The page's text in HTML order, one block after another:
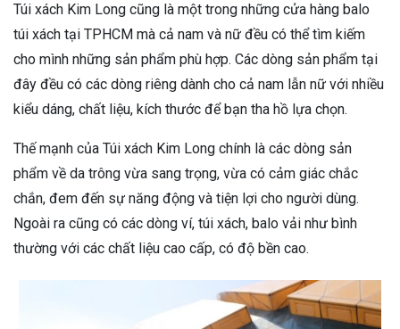
Túi xách Kim Long cũng là một trong những cửa hàng balo
túi xách tại TPHCM mà cả nam và nữ đều có thể tìm kiếm
cho mình những sản phẩm phù hợp. Các dòng sản phẩm tại
đây đều có các dòng riêng dành cho cả nam lẫn nữ với nhiều
kiểu dáng, chất liệu, kích thước để bạn tha hồ lựa chọn.
Thế mạnh của Túi xách Kim Long chính là các dòng sản
phẩm về da trông vừa sang trọng, vừa có cảm giác chắc
chắn, đem đến sự năng động và tiện lợi cho người dùng.
Ngoài ra cũng có các dòng ví, túi xách, balo vải như bình
thường với các chất liệu cao cấp, có độ bền cao.